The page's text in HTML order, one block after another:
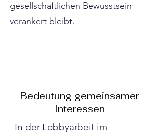
gesellschaftlichen Bewusstsein
verankert bleibt.
Bedeutung gemeinsamer
Interessen
In der Lobbyarbeit im